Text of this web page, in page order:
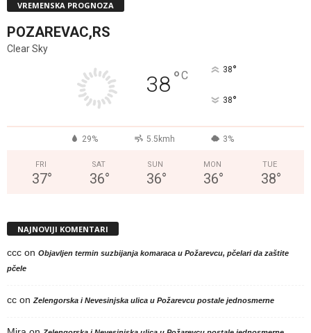
VREMENSKA PROGNOZA
POZAREVAC,RS
Clear Sky
38°C 38°
38°
29% 5.5kmh 3%
FRI
37°
SAT
36°
SUN
36°
MON
36°
TUE
38°
NAJNOVIJI KOMENTARI
ccc on Objavljen termin suzbijanja komaraca u Požarevcu, pčelari da zaštite
pčele
cc on Zelengorska i Nevesinjska ulica u Požarevcu postale jednosmerne